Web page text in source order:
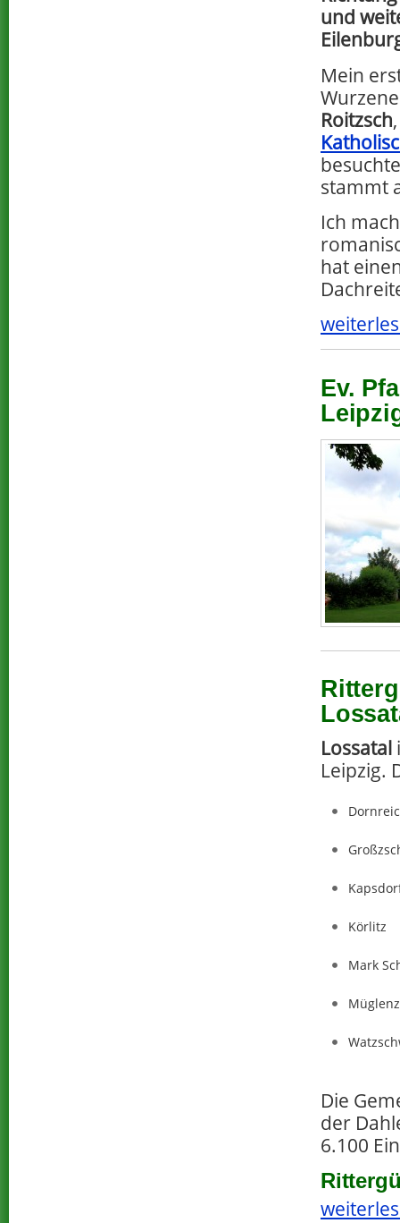
und
Mein
Roitzsch
stammt
Ich
hat
Ev.
Lossatal
Leipzig.
Körlitz
Mark
Müglenz
Die
der
6.100